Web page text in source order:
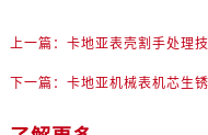
上一篇： 卡地亚表壳割手处理
下一篇： 卡地亚机械表机芯生